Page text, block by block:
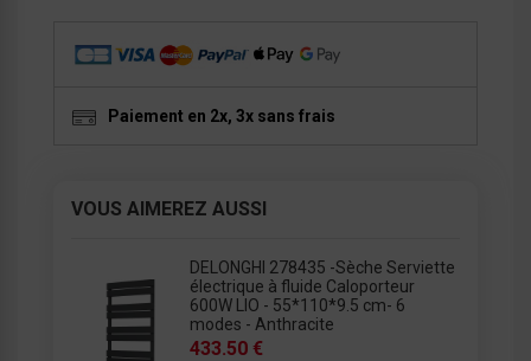
Paiement en 2x, 3x sans frais
VOUS AIMEREZ AUSSI
DELONGHI 278435 -Sèche Serviette
électrique à fluide Caloporteur
600W LIO - 55*110*9.5 cm- 6
modes - Anthracite
433.50 €